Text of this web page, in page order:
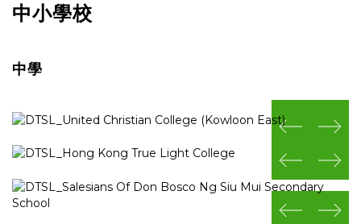
中小學校
中學
prev
next
prev
next
prev
next